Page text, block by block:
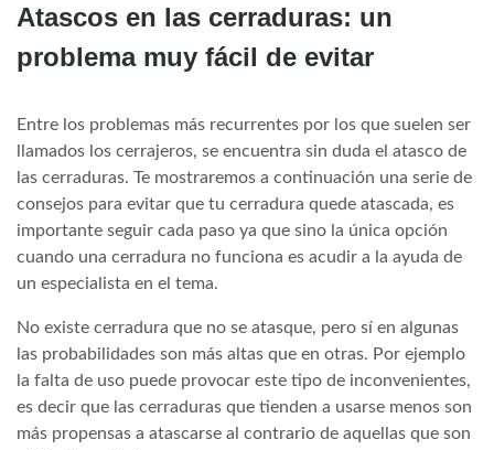
Atascos en las cerraduras: un
problema muy fácil de evitar
Entre los problemas más recurrentes por los que suelen ser
llamados los cerrajeros, se encuentra sin duda el atasco de
las cerraduras. Te mostraremos a continuación una serie de
consejos para evitar que tu cerradura quede atascada, es
importante seguir cada paso ya que sino la única opción
cuando una cerradura no funciona es acudir a la ayuda de
un especialista en el tema.
No existe cerradura que no se atasque, pero sí en algunas
las probabilidades son más altas que en otras. Por ejemplo
la falta de uso puede provocar este tipo de inconvenientes,
es decir que las cerraduras que tienden a usarse menos son
más propensas a atascarse al contrario de aquellas que son